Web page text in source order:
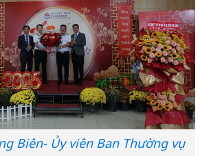
Biên- Ủy viên Ban Thường vụ